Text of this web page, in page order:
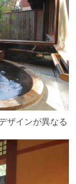
ザインが異なる